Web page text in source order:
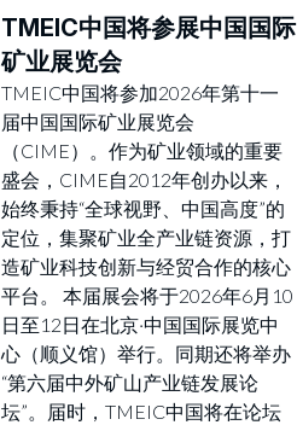
TMEIC中国将参展中国国际
矿业展览会
TMEIC中国将参加2026年第十一
届中国国际矿业展览会
（CIME）。作为矿业领域的重要
盛会，CIME自2012年创办以来，
始终秉持“全球视野、中国高度”的
定位，集聚矿业全产业链资源，打
造矿业科技创新与经贸合作的核心
平台。 本届展会将于2026年6月10
日至12日在北京·中国国际展览中
心（顺义馆）举行。同期还将举办
“第六届中外矿山产业链发展论
坛”。届时，TMEIC中国将在论坛